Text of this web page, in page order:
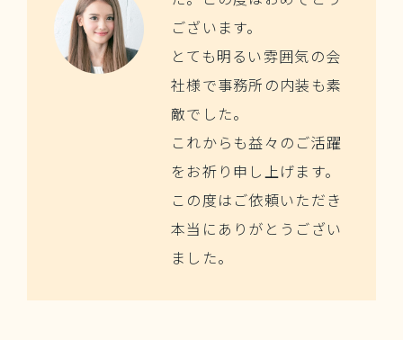
ございます。
とても明るい雰囲気の会
社様で事務所の内装も素
敵でした。
これからも益々のご活躍
をお祈り申し上げます。
この度はご依頼いただき
本当にありがとうござい
ました。